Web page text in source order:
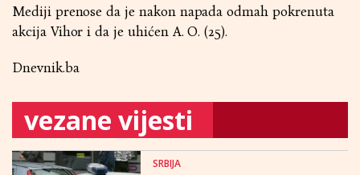
Mediji prenose da je nakon napada odmah pokrenuta
akcija Vihor i da je uhićen A. O. (25).
Dnevnik.ba
vezane vijesti
SRBIJA